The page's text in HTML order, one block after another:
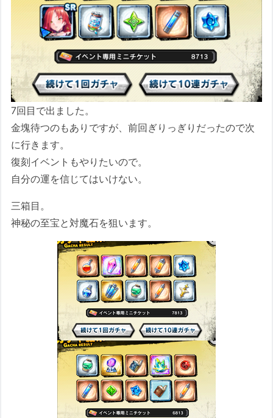
7回目で出ました。
金塊待つのもありですが、前回ぎりっぎりだったので次
に行きます。
復刻イベントもやりたいので。
自分の運を信じてはいけない。
三箱目。
神秘の至宝と対魔石を狙います。